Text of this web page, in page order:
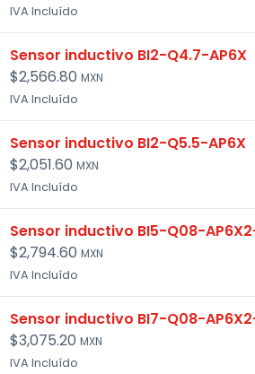
IVA Incluído
Sensor inductivo BI2-Q4.7-AP6X
$2,566.80 MXN
IVA Incluído
Sensor inductivo BI2-Q5.5-AP6X
$2,051.60 MXN
IVA Incluído
Sensor inductivo BI5-Q08-
$2,794.60 MXN
IVA Incluído
Sensor inductivo BI7-Q08-
$3,075.20 MXN
IVA Incluído